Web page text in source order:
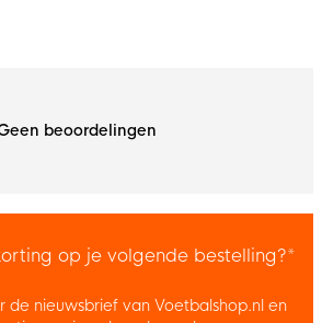
beoordelingen
op je volgende bestelling?*
de nieuwsbrief van Voetbalshop.nl en